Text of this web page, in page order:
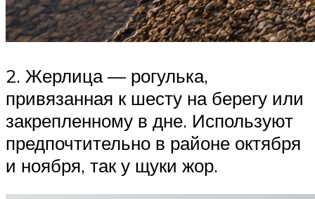
2. Жерлица — рогулька,
привязанная к шесту на берегу или
закрепленному в дне. Используют
предпочтительно в районе октября
и ноября, так у щуки жор.